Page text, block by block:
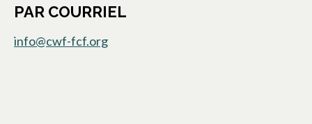
PAR COURRIEL
info@cwf-fcf.org